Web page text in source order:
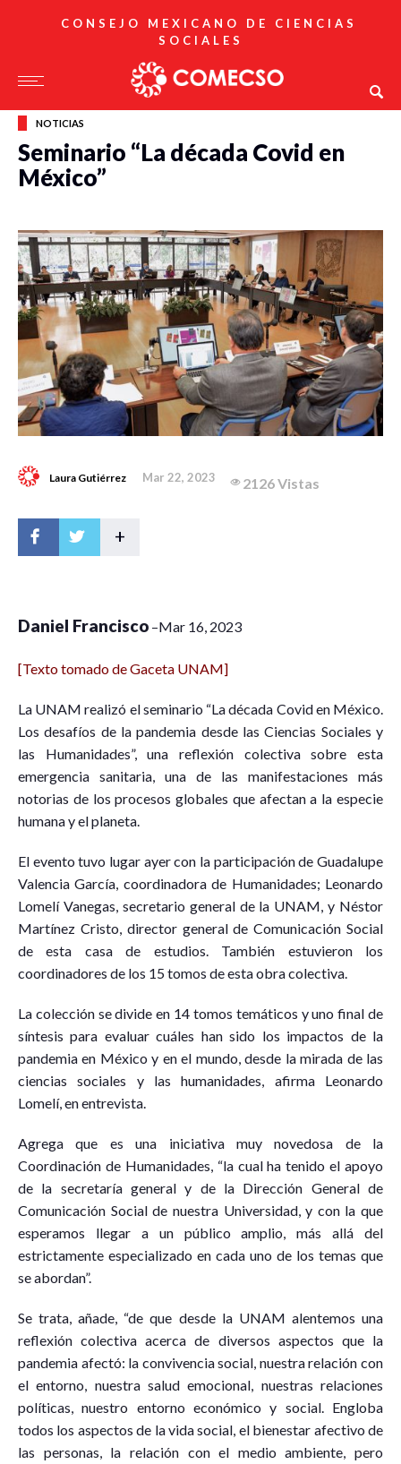
CONSEJO MEXICANO DE CIENCIAS
SOCIALES
NOTICIAS
Seminario “La década Covid en
México”
Laura Gutiérrez Mar 22, 2023 2126 Vistas
+
Daniel Francisco –Mar 16, 2023
[Texto tomado de Gaceta UNAM]
La UNAM realizó el seminario “La década Covid en México.
Los desafíos de la pandemia desde las Ciencias Sociales y
las Humanidades”, una reflexión colectiva sobre esta
emergencia sanitaria, una de las manifestaciones más
notorias de los procesos globales que afectan a la especie
humana y el planeta.
El evento tuvo lugar ayer con la participación de Guadalupe
Valencia García, coordinadora de Humanidades; Leonardo
Lomelí Vanegas, secretario general de la UNAM, y Néstor
Martínez Cristo, director general de Comunicación Social
de esta casa de estudios. También estuvieron los
coordinadores de los 15 tomos de esta obra colectiva.
La colección se divide en 14 tomos temáticos y uno final de
síntesis para evaluar cuáles han sido los impactos de la
pandemia en México y en el mundo, desde la mirada de las
ciencias sociales y las humanidades, afirma Leonardo
Lomelí, en entrevista.
Agrega que es una iniciativa muy novedosa de la
Coordinación de Humanidades, “la cual ha tenido el apoyo
de la secretaría general y de la Dirección General de
Comunicación Social de nuestra Universidad, y con la que
esperamos llegar a un público amplio, más allá del
estrictamente especializado en cada uno de los temas que
se abordan”.
Se trata, añade, “de que desde la UNAM alentemos una
reflexión colectiva acerca de diversos aspectos que la
pandemia afectó: la convivencia social, nuestra relación con
el entorno, nuestra salud emocional, nuestras relaciones
políticas, nuestro entorno económico y social. Engloba
todos los aspectos de la vida social, el bienestar afectivo de
las personas, la relación con el medio ambiente, pero